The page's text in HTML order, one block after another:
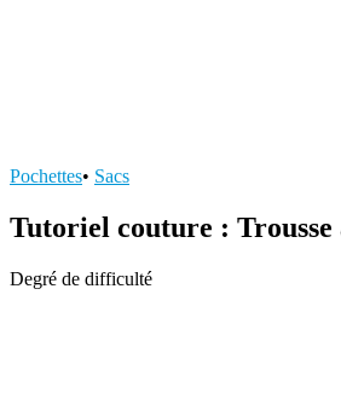
Pochettes• Sacs
Tutoriel couture : Trousse
Degré de difficulté